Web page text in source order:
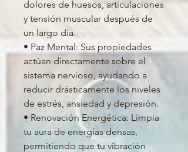
dolores de huesos, articulaciones
y tensión muscular después de
un largo día.
• Paz Mental: Sus propiedades
actúan directamente sobre el
sistema nervioso, ayudando a
reducir drásticamente los niveles
de estrés, ansiedad y depresión.
• Renovación Energética: Limpia
tu aura de energías densas,
permitiendo que tu vibración